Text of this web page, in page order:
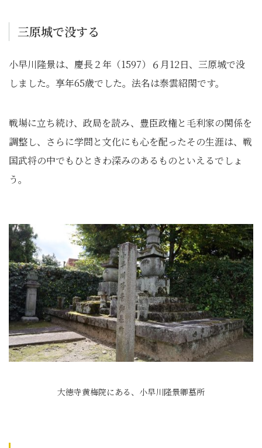
三原城で没する
小早川隆景は、慶長２年（1597）６月12日、三原城で没
しました。享年65歳でした。法名は泰雲紹閑です。
戦場に立ち続け、政局を読み、豊臣政権と毛利家の関係を
調整し、さらに学問と文化にも心を配ったその生涯は、戦
国武将の中でもひときわ深みのあるものといえるでしょ
う。
大徳寺黄梅院にある、小早川隆景卿墓所